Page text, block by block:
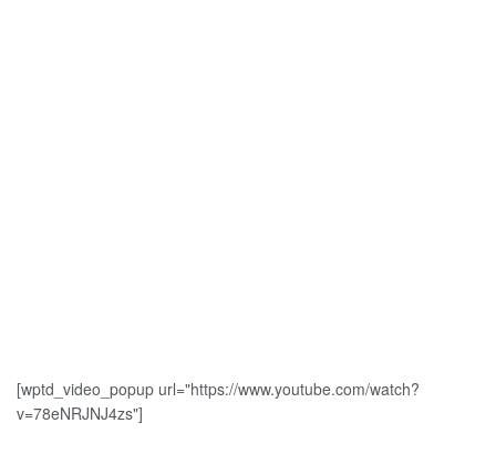
[wptd_video_popup url="https://www.youtube.com/watch?
v=78eNRJNJ4zs"]